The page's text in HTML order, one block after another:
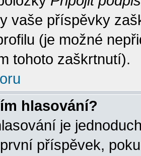
vaše příspěvky
(je možné
tohoto zaškrtnutí).
hlasování?
je
příspěvek,